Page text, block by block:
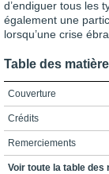
d’endiguer tous les
également une
lorsqu’une crise
Table des
Couverture
Crédits
Remerciements
Table des matières
Voir toute la table des